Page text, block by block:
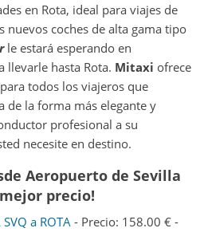
en Rota, ideal para viajes de
nuevos coches de alta gama tipo
le estará esperando en
llevarle hasta Rota. Mitaxi ofrece
todos los viajeros que
de la forma más elegante y
profesional a su
necesite en destino.
Aeropuerto de Sevilla
precio!
SVQ a ROTA - Precio: 158.00 € -